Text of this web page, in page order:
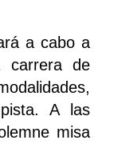
a cabo a
carrera de
A las
misa